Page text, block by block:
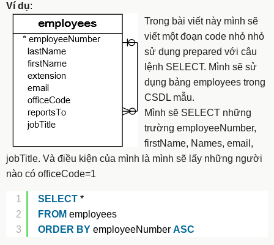
Ví dụ:
Trong bài viết này mình sẽ
viết một đoạn code nhỏ nhỏ
sử dụng prepared với câu
lệnh SELECT. Mình sẽ sử
dụng bảng employees trong
CSDL mẫu.
Mình sẽ SELECT những
trường employeeNumber,
firstName, Names, email,
jobTitle. Và điều kiện của mình là mình sẽ lấy những người
nào có officeCode=1
1
2
3
SELECT *
FROM employees
ORDER BY employeeNumber ASC